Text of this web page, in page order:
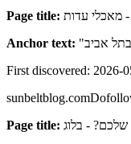
Page title: מאכלי עדות
Anchor text: "בתל אביב
First discovered: 2026-
sunbeltblog.com
Page title: